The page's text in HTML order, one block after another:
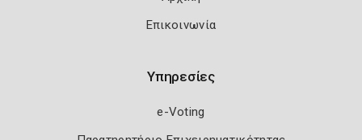
Επικοινωνία
Υπηρεσίες
e-Voting